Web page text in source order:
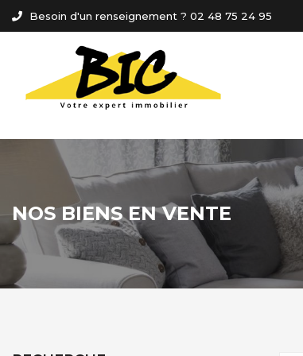
Panneau de gestion des cookies
Besoin d'un renseignement ? 02 48 75 24 95
NOS BIENS EN VENTE